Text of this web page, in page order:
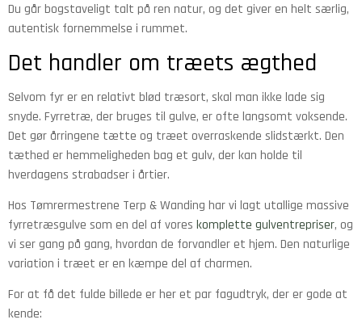
Du går bogstaveligt talt på ren natur, og det giver en helt særlig,
autentisk fornemmelse i rummet.
Det handler om træets ægthed
Selvom fyr er en relativt blød træsort, skal man ikke lade sig
snyde. Fyrretræ, der bruges til gulve, er ofte langsomt voksende.
Det gør årringene tætte og træet overraskende slidstærkt. Den
tæthed er hemmeligheden bag et gulv, der kan holde til
hverdagens strabadser i årtier.
Hos Tømrermestrene Terp & Wanding har vi lagt utallige massive
fyrretræsgulve som en del af vores komplette gulventrepriser, og
vi ser gang på gang, hvordan de forvandler et hjem. Den naturlige
variation i træet er en kæmpe del af charmen.
For at få det fulde billede er her et par fagudtryk, der er gode at
kende: